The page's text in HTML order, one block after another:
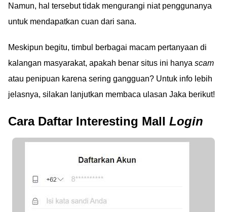
Namun, hal tersebut tidak mengurangi niat penggunanya
untuk mendapatkan cuan dari sana.
Meskipun begitu, timbul berbagai macam pertanyaan di
kalangan masyarakat, apakah benar situs ini hanya scam
atau penipuan karena sering gangguan? Untuk info lebih
jelasnya, silakan lanjutkan membaca ulasan Jaka berikut!
Cara Daftar Interesting Mall Login